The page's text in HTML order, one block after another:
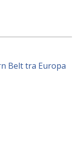
Belt tra Europa